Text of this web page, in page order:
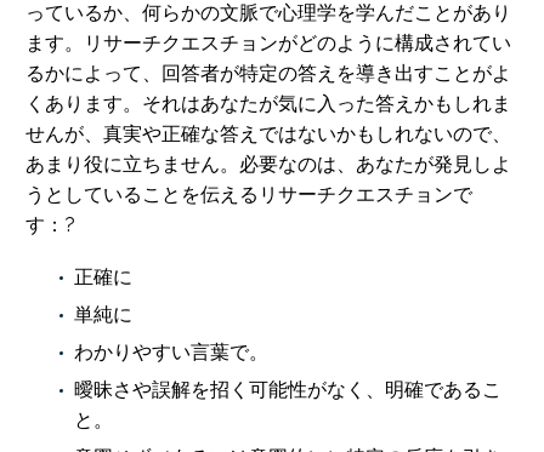
っているか、何らかの文脈で心理学を学んだことがあり
ます。リサーチクエスチョンがどのように構成されてい
るかによって、回答者が特定の答えを導き出すことがよ
くあります。それはあなたが気に入った答えかもしれま
せんが、真実や正確な答えではないかもしれないので、
あまり役に立ちません。必要なのは、あなたが発見しよ
うとしていることを伝えるリサーチクエスチョンで
す：?
正確に
単純に
わかりやすい言葉で。
曖昧さや誤解を招く可能性がなく、明確であるこ
と。